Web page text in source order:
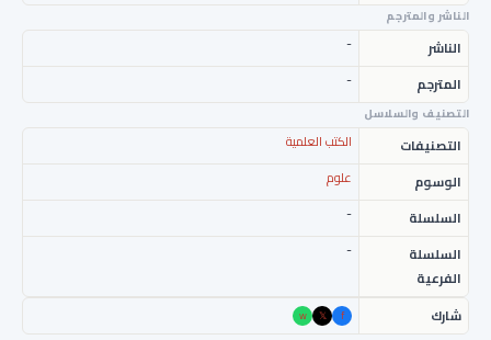
الناشر والمترجم
الناشر
-
المترجم
-
التصنيف والسلاسل
التصنيفات
الكتب العلمية
الوسوم
علوم
السلسلة
-
السلسلة
الفرعية
-
شارك f
𝕏
w